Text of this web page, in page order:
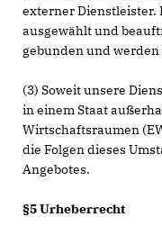
externer Dienstleister.
ausgewählt und
gebunden und
(3) Soweit unsere
in einem Staat
Wirtschaftsraumen
die Folgen dieses
Angebotes.
§5 Urheberrecht